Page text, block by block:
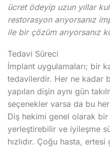
ücret ödeyip uzun yıllar
restorasyon arıyorsanız
ile bir çözüm arıyorsanız
Tedavi Süreci
İmplant uygulamaları; bir
tedavilerdir. Her ne kadar
yapılan dişin aynı gün
seçenekler varsa da bu
Diş hekimi genel olarak
yerleştirebilir ve iyileşme
hızlıdır. Çoğu hasta,